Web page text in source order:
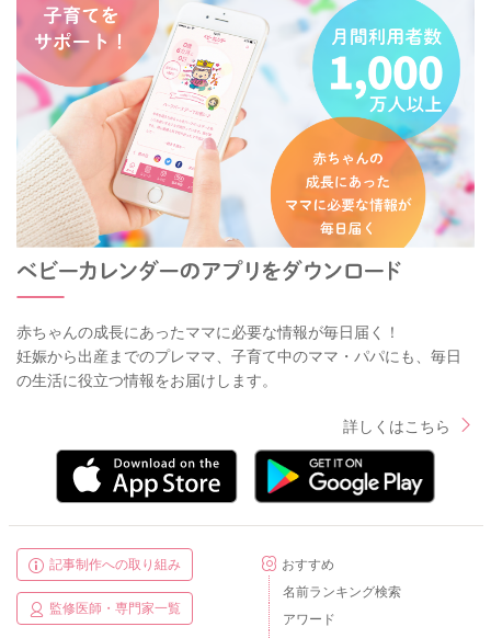
赤ちゃんの成長にあったママに必要な情報が毎日届く！
妊娠から出産までのプレママ、子育て中のママ・パパにも、毎日
の生活に役立つ情報をお届けします。
詳しくはこちら
記事制作への取り組み
監修医師・専門家一覧
おすすめ
名前ランキング検索
アワード